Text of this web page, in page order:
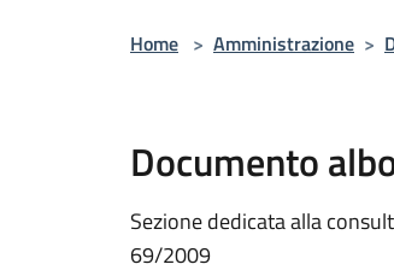
Home > Amministrazione >
Documento
Sezione dedicata alla
69/2009